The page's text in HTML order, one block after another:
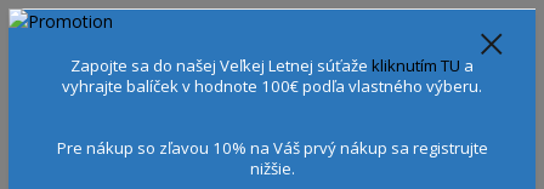
EUR
+421 905 378 103 (Po-Ne, 9-21 hod.)
Zapojte sa do našej Veľkej Letnej súťaže kliknutím TU a
vyhrajte balíček v hodnote 100€ podľa vlastného výberu.
Pre nákup so zľavou 10% na Váš prvý nákup sa registrujte
nižšie.